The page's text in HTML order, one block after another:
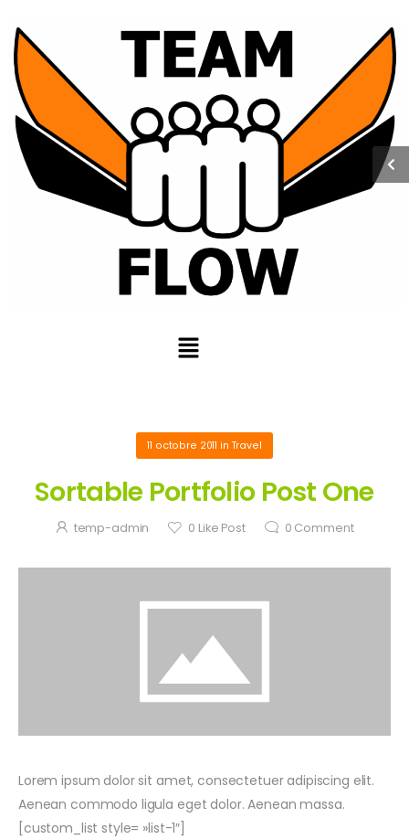
11 octobre 2011 in Travel
Sortable Portfolio Post One
temp-admin 0 Like Post 0 Comment
Lorem ipsum dolor sit amet, consectetuer adipiscing elit.
Aenean commodo ligula eget dolor. Aenean massa.
[custom_list style= »list-1″]